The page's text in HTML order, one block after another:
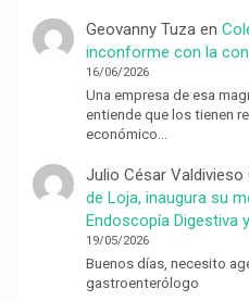
Geovanny Tuzaen
inconforme con la
16/06/2026
Una empresa de esa
entiende que los tienen
económico…
Julio César Valdivieso
de Loja, inaugura su
Endoscopía Digestiva
19/05/2026
Buenos días, necesito
gastroenterólogo